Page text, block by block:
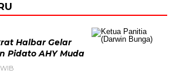
Halbar Gelar
Pidato AHY Muda